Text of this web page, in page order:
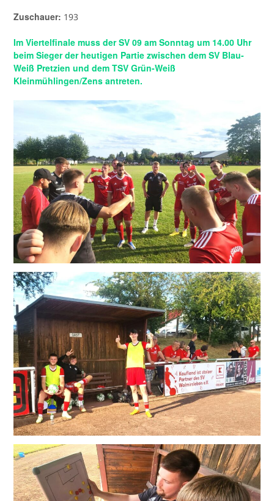
Zuschauer: 193
Im Viertelfinale muss der SV 09 am Sonntag um 14.00 Uhr
beim Sieger der heutigen Partie zwischen dem SV Blau-
Weiß Pretzien und dem TSV Grün-Weiß
Kleinmühlingen/Zens antreten.